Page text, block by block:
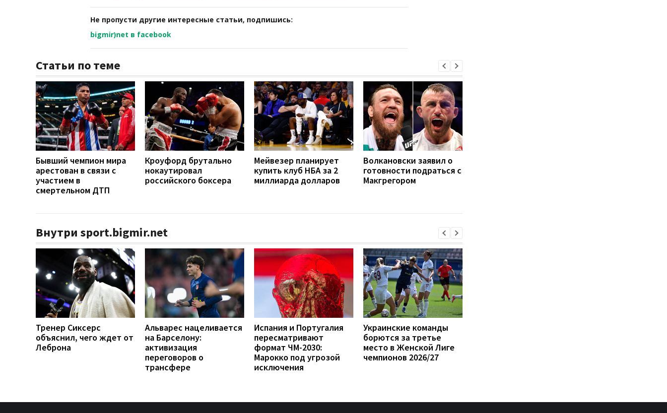
Не пропусти другие интересные статьи, подпишись:
bigmir)net в facebook
Статьи по теме
Бывший чемпион мира
арестован в связи с
участием в
смертельном ДТП
Кроуфорд брутально
нокаутировал
российского боксера
Мейвезер планирует
купить клуб НБА за 2
миллиарда долларов
Волкановски заявил о
готовности подраться с
Макгрегором
Внутри sport.bigmir.net
Тренер Сиксерс
объяснил, чего ждет от
Леброна
Альварес нацеливается
на Барселону:
активизация
переговоров о
трансфере
Испания и Португалия
пересматривают
формат ЧМ-2030:
Марокко под угрозой
исключения
Украинские команды
борются за третье
место в Женской Лиге
чемпионов 2026/27